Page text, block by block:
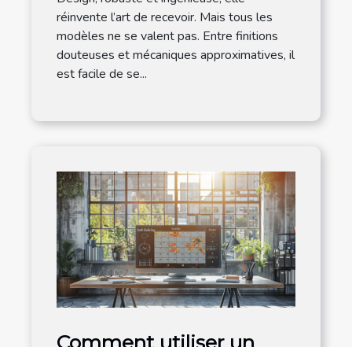
réinvente l’art de recevoir. Mais tous les
modèles ne se valent pas. Entre finitions
douteuses et mécaniques approximatives, il
est facile de se...
Comment utiliser un